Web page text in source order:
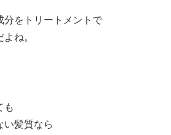
分をトリートメントで
ね。
も
髪質なら